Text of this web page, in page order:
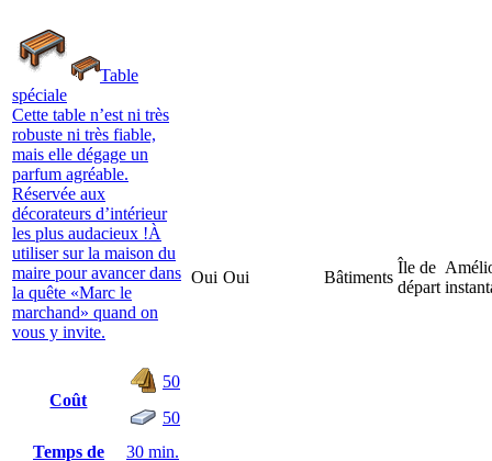
Table
spéciale
Cette table n’est ni très
robuste ni très fiable,
mais elle dégage un
parfum agréable.
Réservée aux
décorateurs d’intérieur
les plus audacieux !À
utiliser sur la maison du
maire pour avancer dans
la quête «Marc le
marchand» quand on
vous y invite.
Coût
50
50
Temps de
30 min.
Oui Oui Bâtiments
Île de
départ